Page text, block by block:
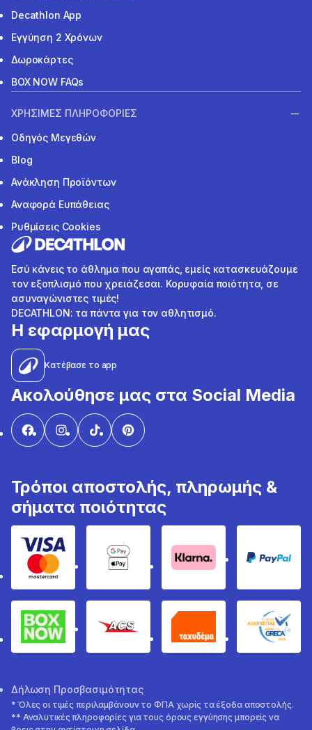
Decathlon App
Εγγύηση 2 Χρόνων
Δωροκάρτες
BOX NOW FAQs
ΧΡΗΣΙΜΕΣ ΠΛΗΡΟΦΟΡΙΕΣ
Οδηγός Μεγεθών
Blog
Ανάκληση Προϊόντων
Αναφορά Ευπάθειας
Ρυθμίσεις Cookies
Εσύ κάνεις το άθλημα που αγαπάς, εμείς κατασκευάζουμε
τον εξοπλισμό που χρειάζεσαι. Κορυφαία ποιότητα, σε
ασυναγώνιστες τιμές!
DECATHLON: τα πάντα για τον αθλητισμό.
Η εφαρμογή μας
Κατέβασε το app
Ακολούθησε μας στα Social Media
Τρόποι αποστολής, πληρωμής &
σήματα ποιότητας
Visa & MastercardGoogle Pay & Apple Pay
Klarna PayPal
Box Now ACS Ταχυδέμα
Δήλωση Προσβασιμότητας
* Όλες οι τιμές περιλαμβάνουν το ΦΠΑ χωρίς τα έξοδα αποστολής.
** Αναλυτικές πληροφορίες για τους όρους εγγύησης μπορείς να